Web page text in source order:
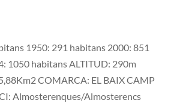
1950: 291 habitans 2000: 851
1050 habitans ALTITUD: 290m
COMARCA: EL BAIX CAMP
Almosterenques/Almosterencs